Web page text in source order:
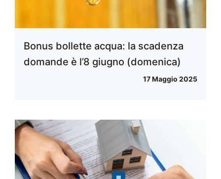
Bonus bollette acqua: la scadenza
domande è l’8 giugno (domenica)
17 Maggio 2025